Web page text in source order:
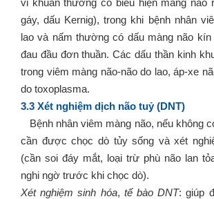
vi khuẩn thường có biểu hiện màng não
gáy, dấu Kernig), trong khi bệnh nhân
lao và nấm thường có dấu màng não
đau đầu đơn thuần. Các dấu thần kinh
trong viêm màng não-não do lao, áp-xe
do toxoplasma.
3.3 Xét nghiệm dịch não tuỷ (DNT)
Bệnh nhân viêm màng não, nếu không
cần được chọc dò tủy sống và xét
(cần soi đáy mắt, loại trừ phù não lan
nghi ngờ trước khi chọc dò).
Xét nghiệm sinh hóa, tế bào DNT: giúp